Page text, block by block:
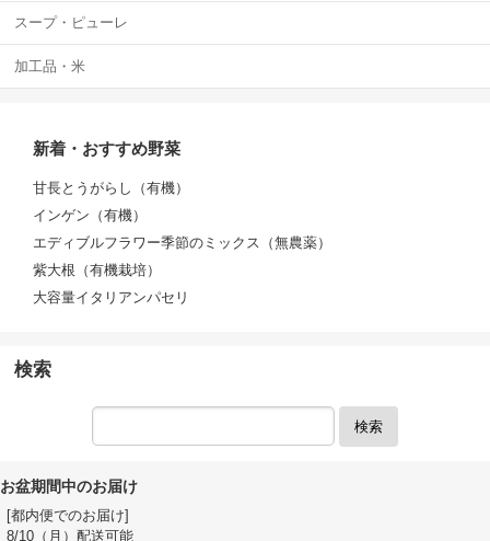
スープ・ピューレ
加工品・米
新着・おすすめ野菜
甘長とうがらし（有機）
インゲン（有機）
エディブルフラワー季節のミックス（無農薬）
紫大根（有機栽培）
大容量イタリアンパセリ
検索
検索
お盆期間中のお届け
[都内便でのお届け]
8/10（月）配送可能